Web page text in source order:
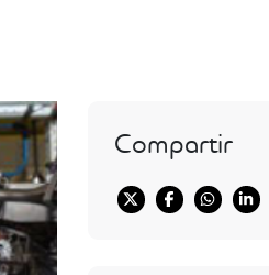
Compartir